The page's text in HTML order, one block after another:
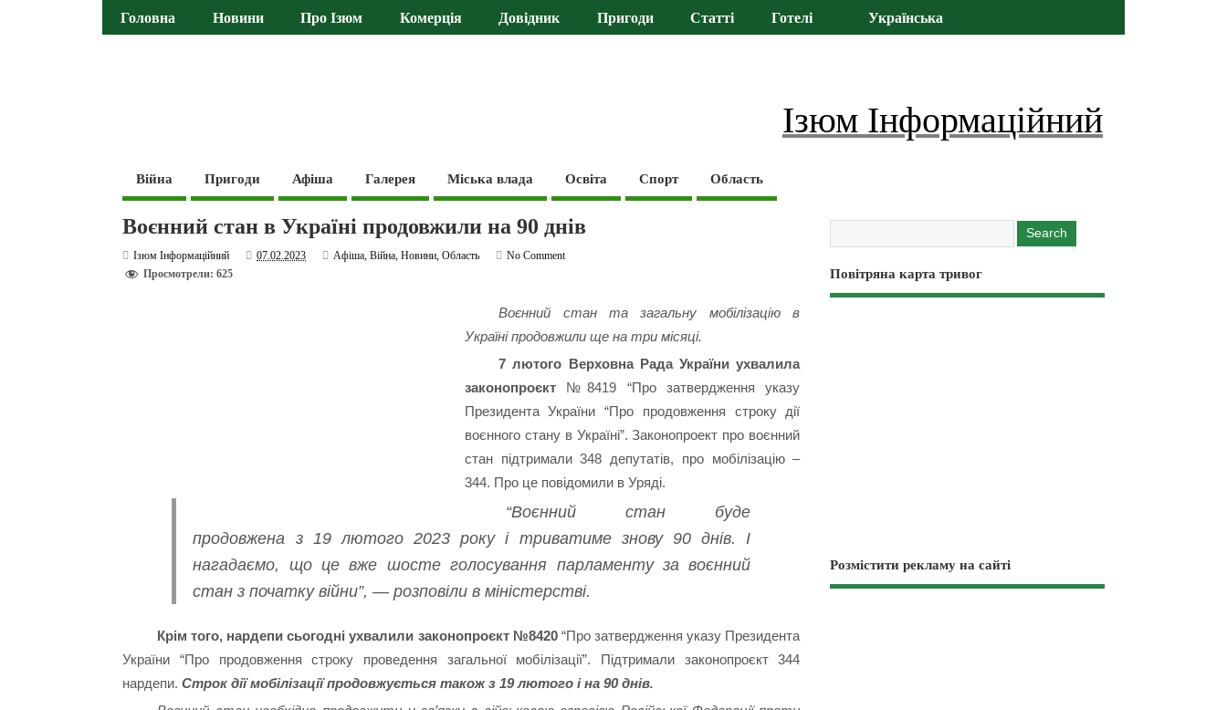
Головна Новини Про Ізюм Комерція Довідник Пригоди Статті Готелі Українська
Ізюм Інформаційний
Війна Пригоди Афіша Галерея Міська влада Освіта Спорт Область
Воєнний стан в Україні продовжили на 90 днів
Ізюм Інформаційний 07.02.2023 Афіша,Війна,Новини,Область
No Comment
Просмотрели: 625
Воєнний стан та загальну мобілізацію в
Україні продовжили ще на три місяці.
7 лютого Верховна Рада України ухвалила
законопроєкт№8419 “Про затвердження указу
Президента України “Про продовження строку дії
воєнного стану в Україні”. Законопроект про воєнний
стан підтримали 348 депутатів, про мобілізацію –
344. Про це повідомили в Уряді.
“Воєнний стан буде
продовжена з 19 лютого 2023 року і триватиме знову 90 днів. І
нагадаємо, що це вже шосте голосування парламенту за воєнний
стан з початку війни”, — розповіли в міністерстві.
Крім того, нардепи сьогодні ухвалили законопроєкт №8420“Про затвердження указу Президента
України “Про продовження строку проведення загальної мобілізації”. Підтримали законопроєкт 344
нардепи.Строк дії мобілізації продовжується також з 19 лютого і на 90 днів.
Повітряна карта тривог
Розмістити рекламу на сайті